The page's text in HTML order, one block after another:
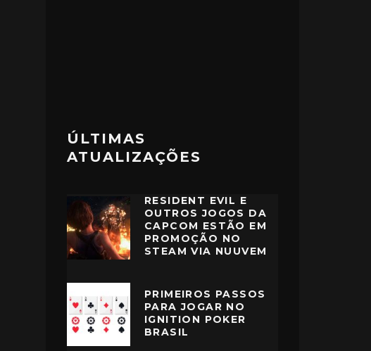
ÚLTIMAS
ATUALIZAÇÕES
RESIDENT EVIL E
OUTROS JOGOS DA
CAPCOM ESTÃO EM
PROMOÇÃO NO
STEAM VIA NUUVEM
PRIMEIROS PASSOS
PARA JOGAR NO
IGNITION POKER
BRASIL